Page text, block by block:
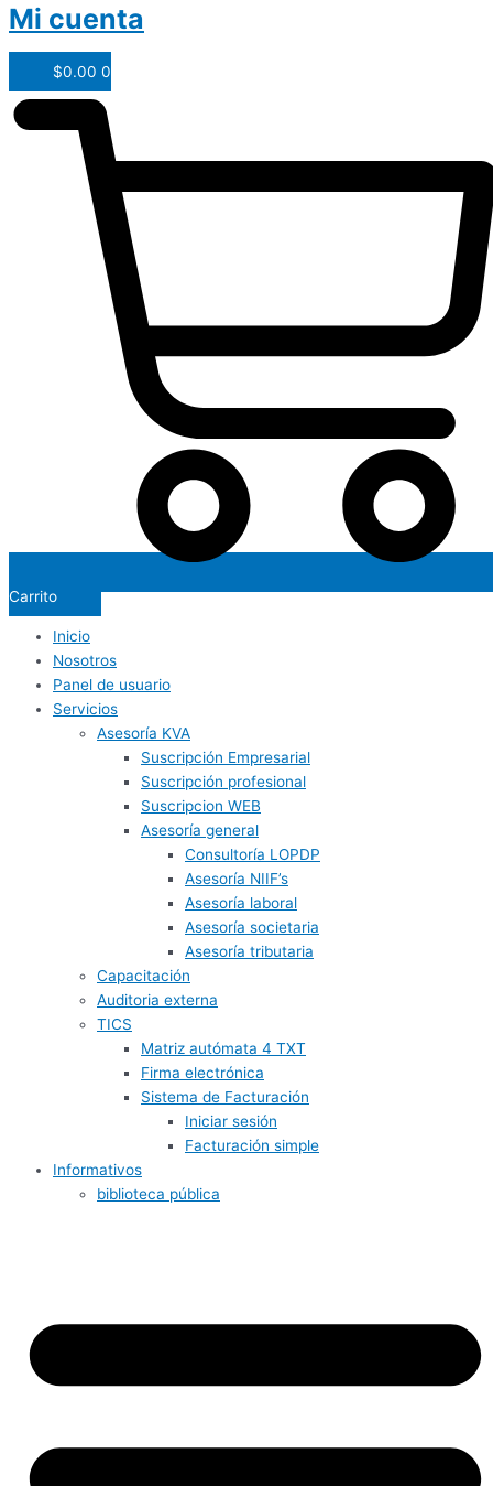
Mi cuenta
$0.00 0
Carrito
Inicio
Nosotros
Panel de usuario
Servicios
Asesoría KVA
Suscripción Empresarial
Suscripción profesional
Suscripcion WEB
Asesoría general
Consultoría LOPDP
Asesoría NIIF’s
Asesoría laboral
Asesoría societaria
Asesoría tributaria
Capacitación
Auditoria externa
TICS
Matriz autómata 4 TXT
Firma electrónica
Sistema de Facturación
Iniciar sesión
Facturación simple
Informativos
biblioteca pública